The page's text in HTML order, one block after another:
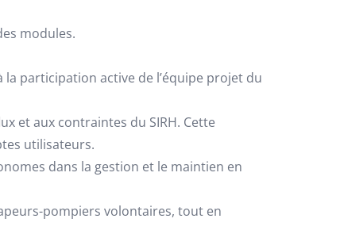
modules.
la participation active de l’équipe projet du
et aux contraintes du SIRH. Cette
utilisateurs.
dans la gestion et le maintien en
pompiers volontaires, tout en